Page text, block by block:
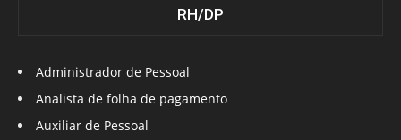
RH/DP
Administrador de Pessoal
Analista de folha de pagamento
Auxiliar de Pessoal